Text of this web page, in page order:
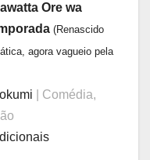
Ore wa
(Renascido
agora vagueio pela
| Comédia,